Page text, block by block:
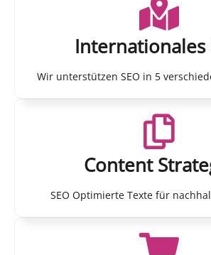
Internationales
Wir unterstützen SEO in 5
Content
SEO Optimierte Texte für